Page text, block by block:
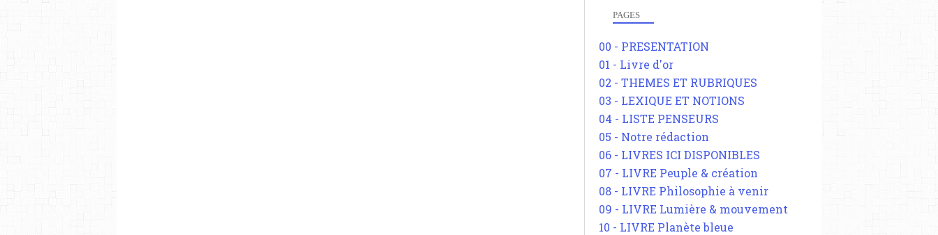
PAGES
00 - PRESENTATION
01 - Livre d'or
02 - THEMES ET RUBRIQUES
03 - LEXIQUE ET NOTIONS
04 - LISTE PENSEURS
05 - Notre rédaction
06 - LIVRES ICI DISPONIBLES
07 - LIVRE Peuple & création
08 - LIVRE Philosophie à venir
09 - LIVRE Lumière & mouvement
10 - LIVRE Planète bleue